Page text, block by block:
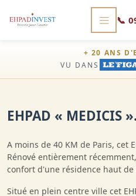
📞
+ 20 ANS
VU DANS
EHPAD « MEDICIS
A moins de 40 KM de Paris, cet
Rénové entièrement
confort d'une résidence haut de
Situé en plein centre ville cet